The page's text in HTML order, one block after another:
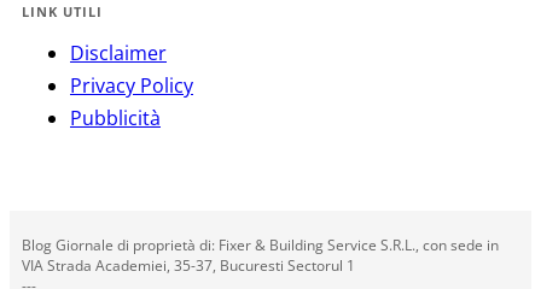
LINK UTILI
Disclaimer
Privacy Policy
Pubblicità
Blog Giornale di proprietà di: Fixer & Building Service S.R.L., con sede in
VIA Strada Academiei, 35-37, Bucuresti Sectorul 1